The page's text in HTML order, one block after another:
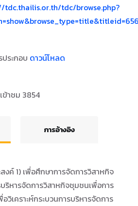
tdc.thailis.or.th/tdc/browse.php?
ประกอบ ดาวน์โหลด
ข้าชม 3854
การอ้างอิง
งค์ 1) เพื่อศึกษาการจัดการวิสาหกิจ
ริหารจัดการวิสาหกิจชุมชนเพื่อการ
เคราะห์กระบวนการบริหารจัดการ